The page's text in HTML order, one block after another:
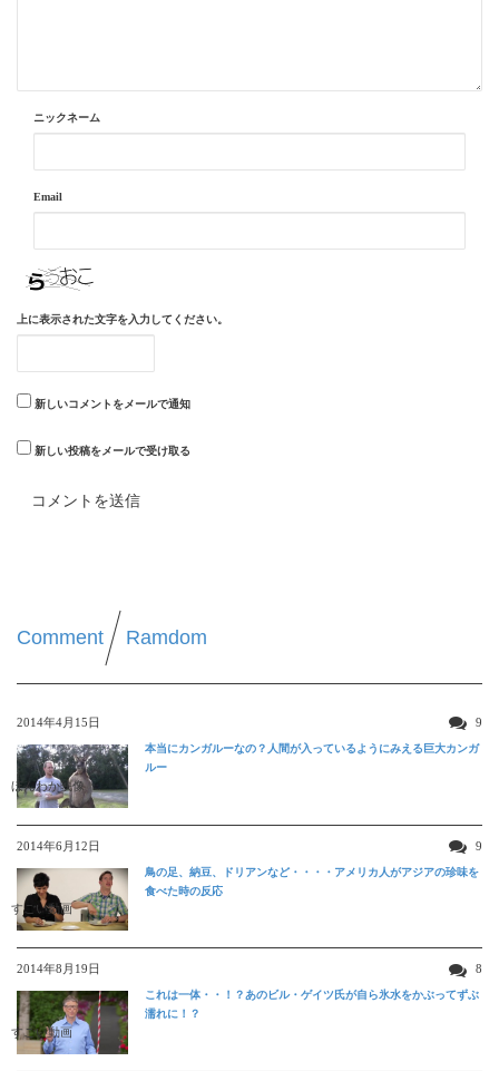
ニックネーム
Email
上に表示された文字を入力してください。
新しいコメントをメールで通知
新しい投稿をメールで受け取る
Comment Ramdom
2014年4月15日 9
ほんわか映像
本当にカンガルーなの？人間が入っているようにみえる巨大カンガ
ルー
2014年6月12日 9
すごい動画
鳥の足、納豆、ドリアンなど・・・・アメリカ人がアジアの珍味を
食べた時の反応
2014年8月19日 8
すごい動画
これは一体・・！？あのビル・ゲイツ氏が自ら氷水をかぶってずぶ
濡れに！？